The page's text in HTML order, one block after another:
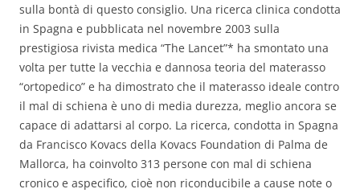
sulla bontà di questo consiglio. Una ricerca clinica condotta
in Spagna e pubblicata nel novembre 2003 sulla
prestigiosa rivista medica “The Lancet”* ha smontato una
volta per tutte la vecchia e dannosa teoria del materasso
“ortopedico” e ha dimostrato che il materasso ideale contro
il mal di schiena è uno di media durezza, meglio ancora se
capace di adattarsi al corpo. La ricerca, condotta in Spagna
da Francisco Kovacs della Kovacs Foundation di Palma de
Mallorca, ha coinvolto 313 persone con mal di schiena
cronico e aspecifico, cioè non riconducibile a cause note o